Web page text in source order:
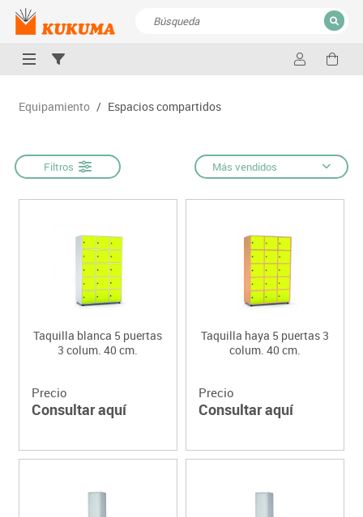
CERRAR
Equipamiento / Espacios compartidos
Filtros Más vendidos
Taquilla blanca 5 puertas
3 colum. 40 cm.
Precio
Consultar aquí
Taquilla haya 5 puertas 3
colum. 40 cm.
Precio
Consultar aquí